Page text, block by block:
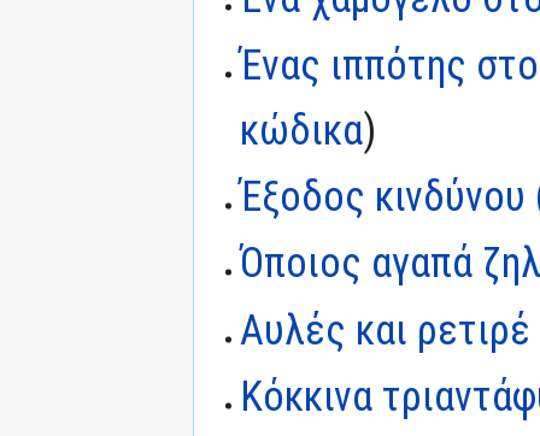
Ένας ιππότης
κώδικα)
Έξοδος
Όποιος αγαπά
Αυλές και ρετιρέ
Κόκκινα